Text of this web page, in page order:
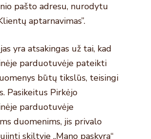
pašto adresu, nurodytu
aptarnavimas”.
yra atsakingas už tai, kad
parduotuvėje pateikti
būtų tikslūs, teisingi
Pasikeitus Pirkėjo
parduotuvėje
duomenims, jis privalo
skiltyje „Mano paskyra“